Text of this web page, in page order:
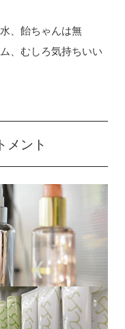
、飴ちゃんは無
、むしろ気持ちいい
メント